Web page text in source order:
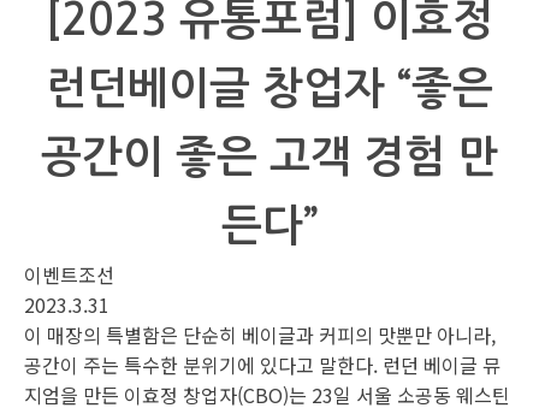
[2023 유통포럼] 이효정
런던베이글 창업자 “좋은
공간이 좋은 고객 경험 만
든다”
이벤트조선
2023.3.31
이 매장의 특별함은 단순히 베이글과 커피의 맛뿐만 아니라,
공간이 주는 특수한 분위기에 있다고 말한다. 런던 베이글 뮤
지엄을 만든 이효정 창업자(CBO)는 23일 서울 소공동 웨스틴